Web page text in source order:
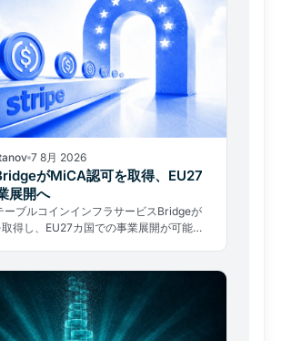
7 8月 2026
がMiCA認可を取得、EU27
展開へ
ーブルコインインフラサービスBridgeが
得し、EU27カ国での事業展開が可能